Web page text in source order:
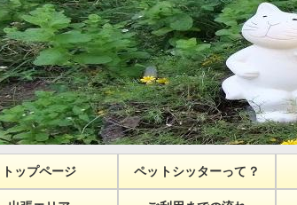
トップページ ペットシッターって？